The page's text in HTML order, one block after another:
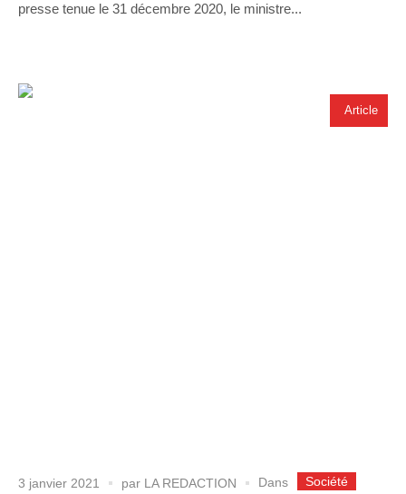
presse tenue le 31 décembre 2020, le ministre...
Article
3 janvier 2021 par LA REDACTION Dans Société